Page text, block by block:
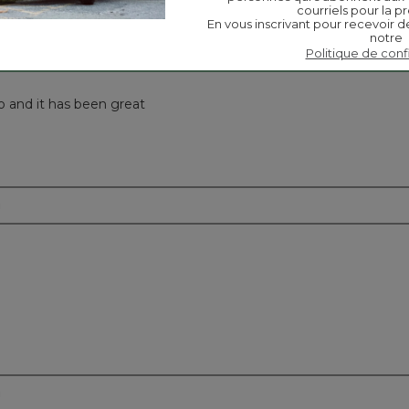
and it has been great
courriels pour la
En vous inscrivant pour recevoir
notre
Politique de